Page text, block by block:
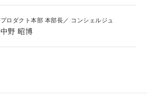
プロダクト本部 本部長／ コンシェルジュ
中野 昭博